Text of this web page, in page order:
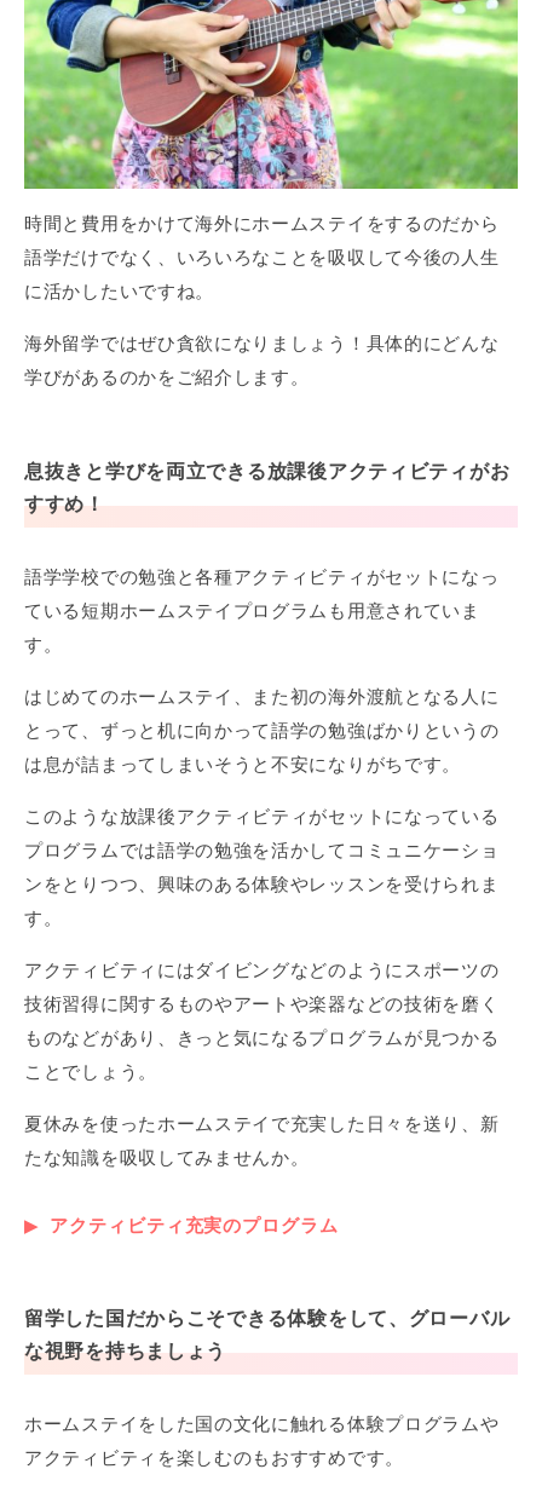
時間と費用をかけて海外にホームステイをするのだから
語学だけでなく、いろいろなことを吸収して今後の人生
に活かしたいですね。
海外留学ではぜひ貪欲になりましょう！具体的にどんな
学びがあるのかをご紹介します。
息抜きと学びを両立できる放課後アクティビティがお
すすめ！
語学学校での勉強と各種アクティビティがセットになっ
ている短期ホームステイプログラムも用意されていま
す。
はじめてのホームステイ、また初の海外渡航となる人に
とって、ずっと机に向かって語学の勉強ばかりというの
は息が詰まってしまいそうと不安になりがちです。
このような放課後アクティビティがセットになっている
プログラムでは語学の勉強を活かしてコミュニケーショ
ンをとりつつ、興味のある体験やレッスンを受けられま
す。
アクティビティにはダイビングなどのようにスポーツの
技術習得に関するものやアートや楽器などの技術を磨く
ものなどがあり、きっと気になるプログラムが見つかる
ことでしょう。
夏休みを使ったホームステイで充実した日々を送り、新
たな知識を吸収してみませんか。
アクティビティ充実のプログラム
留学した国だからこそできる体験をして、グローバル
な視野を持ちましょう
ホームステイをした国の文化に触れる体験プログラムや
アクティビティを楽しむのもおすすめです。